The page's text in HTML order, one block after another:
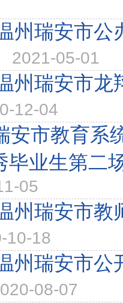
州瑞安市公
2021-05-01
州瑞安市龙
12-04
安市教育系
毕业生第二
05
州瑞安市教
10-18
州瑞安市公
08-07